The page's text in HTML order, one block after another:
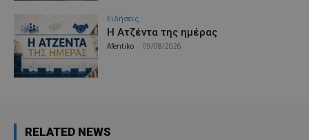
Ειδήσεις
Η Ατζέντα της ημέρας
Afentiko 09/08/2026
RELATED NEWS